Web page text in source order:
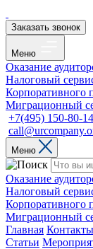
Заказать звонок
Меню
Оказание
Налоговый
Корпоративного
Миграционный
+7(495) 150-80-14
Меню
Оказание
Налоговый
Корпоративного
Миграционный
Главная Контакты
Статьи